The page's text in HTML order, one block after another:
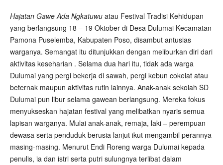
Hajatan Gawe Ada Ngkatuwu atau Festival Tradisi Kehidupan
yang berlangsung 18 – 19 Oktober di Desa Dulumai Kecamatan
Pamona Puselemba, Kabupaten Poso, disambut antusias
warganya. Semangat itu ditunjukkan dengan meliburkan diri dari
aktivitas keseharian . Selama dua hari itu, tidak ada warga
Dulumai yang pergi bekerja di sawah, pergi kebun cokelat atau
beternak maupun aktivitas rutin lainnya. Anak-anak sekolah SD
Dulumai pun libur selama gawean berlangsung. Mereka fokus
menyukseskan hajatan festival yang melibatkan nyaris semua
lapisan warganya. Mulai anak-anak, remaja, laki – perempuan
dewasa serta penduduk berusia lanjut ikut mengambil perannya
masing-masing. Menurut Endi Roreng warga Dulumai kepada
penulis, ia dan istri serta putri sulungnya terlibat dalam